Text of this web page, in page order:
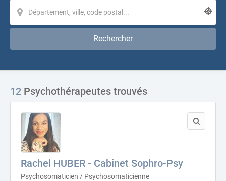
Rechercher
12 Psychothérapeutes trouvés
Rachel HUBER - Cabinet Sophro-Psy
Psychosomaticien / Psychosomaticienne